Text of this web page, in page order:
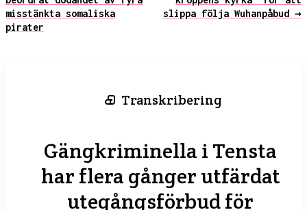
misstänkta somaliska
pirater
slippa följa Wuhanpåbud →
Transkribering
Gängkriminella i Tensta
har flera gånger utfärdat
utegångsförbud för